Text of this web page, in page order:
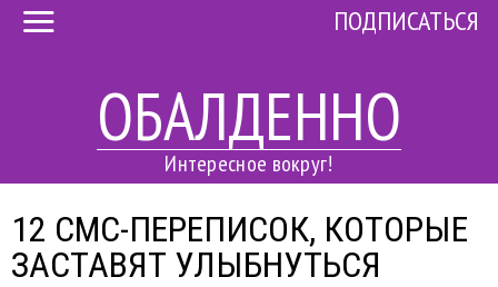
ОБАЛДЕННО
Интересное вокруг!
ПОДПИСАТЬСЯ
12 СМС-ПЕРЕПИСОК, КОТОРЫЕ
ЗАСТАВЯТ УЛЫБНУТЬСЯ